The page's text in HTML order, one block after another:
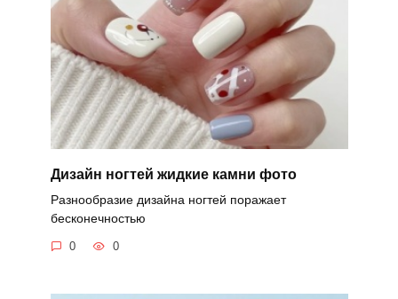
Дизайн ногтей жидкие камни фото
Разнообразие дизайна ногтей поражает
бесконечностью
0 0